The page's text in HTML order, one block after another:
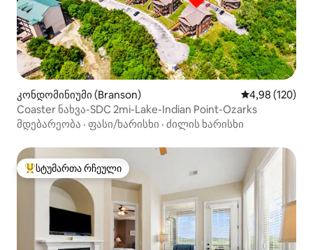
კონდომინიუმი (Branson) საშუალო
4,98 (120)
Coaster ნახვა-SDC 2mi-Lake-Indian Point-Ozarks
მდებარეობა · ფასი/ხარისხი · ძილის ხარისხი
სტუმართა რჩეული მოწინავე ვარიანტი
სტუმართა რჩეული